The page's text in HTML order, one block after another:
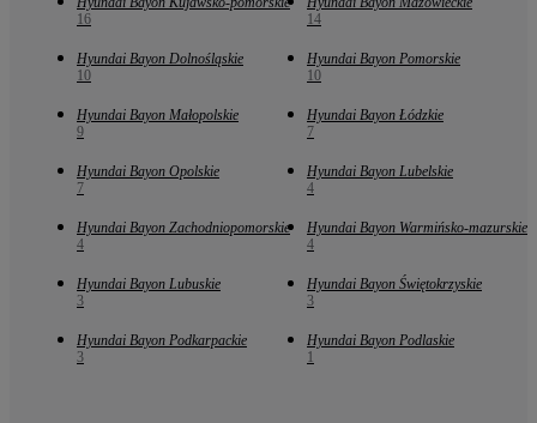
16
14
Hyundai Bayon Dolnośląskie
10
Hyundai Bayon Pomorskie
10
Hyundai Bayon Małopolskie
9
Hyundai Bayon Łódzkie
7
Hyundai Bayon Opolskie
7
Hyundai Bayon Lubelskie
4
Hyundai Bayon Zachodniopomorskie
4
Hyundai Bayon Warmińsko-mazurskie
4
Hyundai Bayon Lubuskie
3
Hyundai Bayon Świętokrzyskie
3
Hyundai Bayon Podkarpackie
3
Hyundai Bayon Podlaskie
1